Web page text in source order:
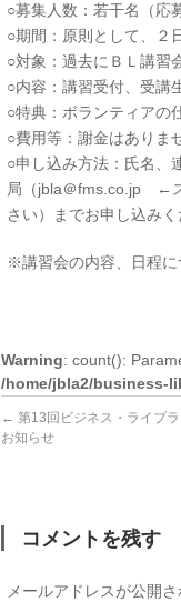
○募集人数：若干名（応
○期間：原則として、２
○対象：過去にＢＬ講習
○内容：講習受付、受講
○特典：ボランティアの
○費用等：謝金はありま
○申し込み方法：氏名、
局（jbla＠fms.co.jp ←ス
さい）までお申し込みく
※講習会の内容、日程に
Warning: count():
/home/jbla2/business-
← 第13回ビジネス・ライブ
お知らせ
コメントを残す
メールアドレスが公開